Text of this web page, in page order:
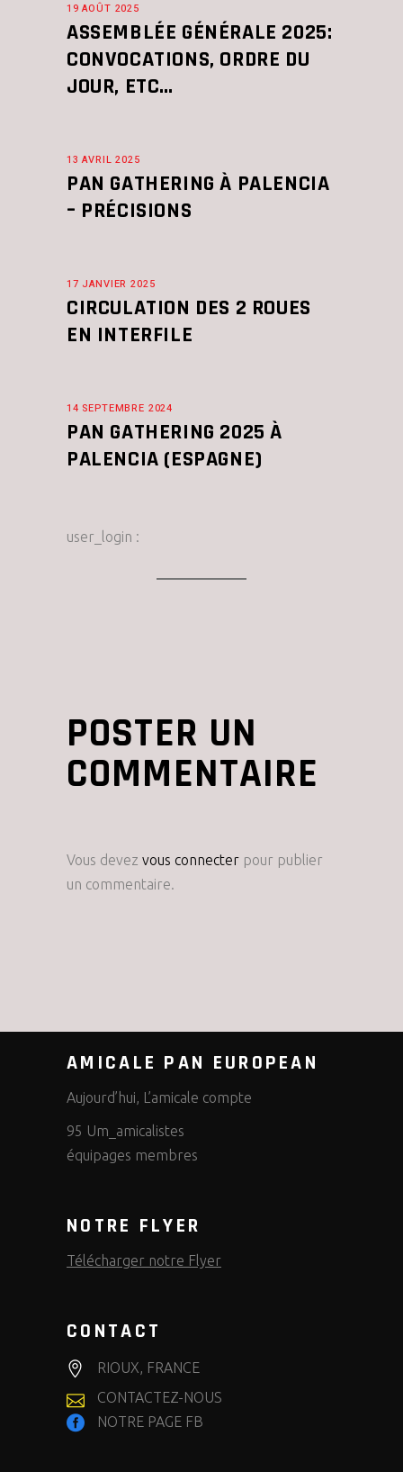
19 AOÛT 2025
ASSEMBLÉE GÉNÉRALE 2025:
CONVOCATIONS, ORDRE DU
JOUR, ETC…
13 AVRIL 2025
PAN GATHERING À PALENCIA
– PRÉCISIONS
17 JANVIER 2025
CIRCULATION DES 2 ROUES
EN INTERFILE
14 SEPTEMBRE 2024
PAN GATHERING 2025 À
PALENCIA (ESPAGNE)
user_login :
POSTER UN
COMMENTAIRE
Vous devez vous connecter pour publier
un commentaire.
AMICALE PAN EUROPEAN
Aujourd’hui, L’amicale compte
95 Um_amicalistes
équipages membres
NOTRE FLYER
Télécharger notre Flyer
CONTACT
RIOUX, FRANCE
CONTACTEZ-NOUS
NOTRE PAGE FB